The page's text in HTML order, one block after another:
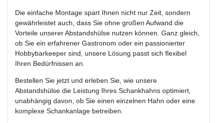
Die einfache Montage spart Ihnen nicht nur Zeit, sondern
gewährleistet auch, dass Sie ohne großen Aufwand die
Vorteile unserer Abstandshülse nutzen können. Ganz gleich,
ob Sie ein erfahrener Gastronom oder ein passionierter
Hobbybarkeeper sind, unsere Lösung passt sich flexibel
Ihren Bedürfnissen an.
Bestellen Sie jetzt und erleben Sie, wie unsere
Abstandshülse die Leistung Ihres Schankhahns optimiert,
unabhängig davon, ob Sie einen einzelnen Hahn oder eine
komplexe Schankanlage betreiben.